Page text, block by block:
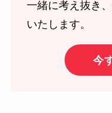
一緒に考え抜き
いたします。
今